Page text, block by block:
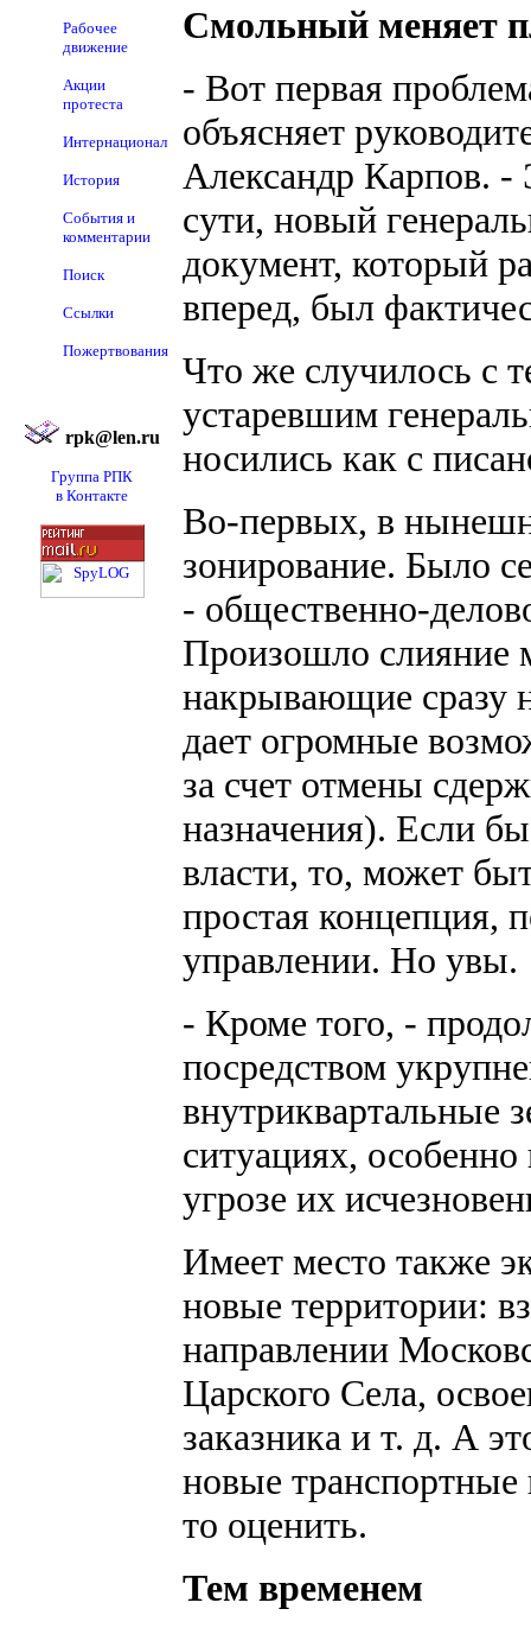
Рабочее
движение
Акции
протеста
Интернационал
История
События и
комментарии
Поиск
Ссылки
Пожертвования
rpk@len.ru
Группа РПК
в Контакте
Смольный меняет
- Вот первая
объясняет
Александр Карпов. -
сути, новый
документ, который
вперед, был
Что же случилось с
устаревшим
носились как с
Во-первых, в
зонирование. Было
- общественно-
Произошло слияние
накрывающие сразу
дает огромные
за счет отмены
назначения). Если
власти, то, может
простая концепция,
управлении. Но увы.
- Кроме того, -
посредством
внутриквартальные
ситуациях,
угрозе их
Имеет место также
новые территории:
направлении
Царского Села,
заказника и т. д. А
новые транспортные
то оценить.
Тем временем